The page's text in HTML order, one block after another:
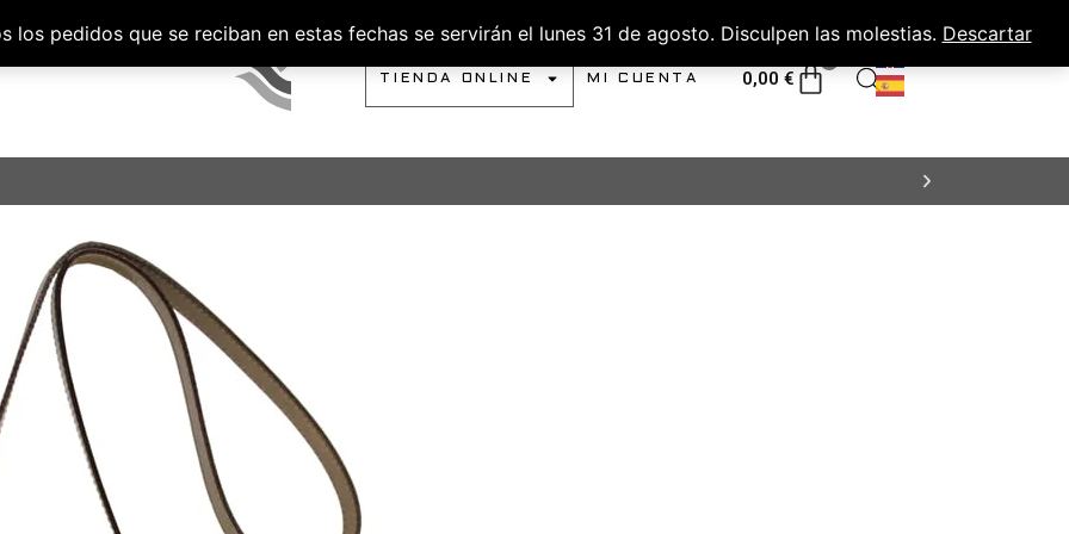
pedidos que se reciban en estas fechas se servirán el lunes 31 de agosto. Disculpen las molestias. Descartar
TIENDA ONLINE MI CUENTA 0,00 €